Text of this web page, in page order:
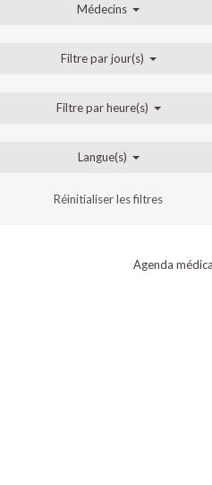
Médecins
Filtre par jour(s)
Filtre par heure(s)
Langue(s)
Réinitialiser les filtres
Agenda